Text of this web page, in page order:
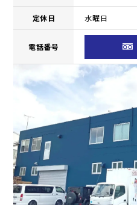
定休日 水曜日
電話番号